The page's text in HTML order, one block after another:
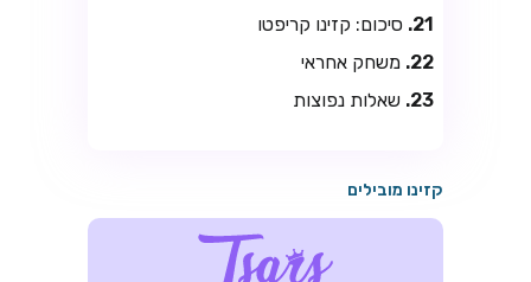
סיכום: קזינו קריפטו
משחק אחראי
שאלות נפוצות
קזינו מובילים